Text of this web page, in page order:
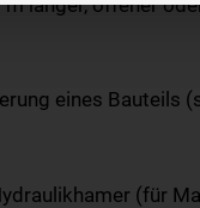
eines Bauteils
(für